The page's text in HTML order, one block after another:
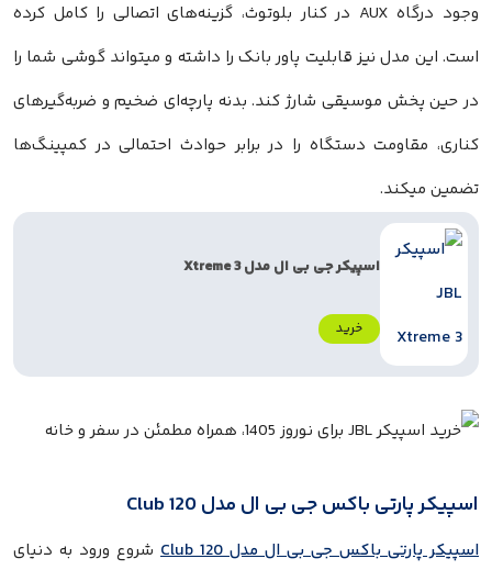
وجود درگاه AUX در کنار بلوتوث، گزینه‌های اتصالی را کامل کرده
است. این مدل نیز قابلیت پاور بانک را داشته و میتواند گوشی شما را
در حین پخش موسیقی شارژ کند. بدنه پارچه‌ای ضخیم و ضربه‌گیرهای
کناری، مقاومت دستگاه را در برابر حوادث احتمالی در کمپینگ‌ها
تضمین میکند.
اسپیکر جی بی ال مدل Xtreme 3
خرید
اسپیکر پارتی باکس جی بی ال مدل Club 120
اسپیکر پارتی باکس جی بی ال مدل Club 120
شروع ورود به دنیای